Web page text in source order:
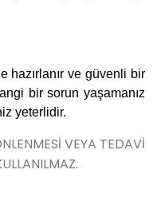
hazırlanır ve güvenli bir
bir sorun yaşamanız
yeterlidir.
VEYA TEDAVİ